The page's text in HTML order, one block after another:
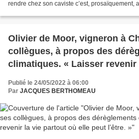
rendre chez son caviste c’est, prosaïquement,
Olivier de Moor, vigneron à
collègues, à propos des
climatiques. « Laisser
elle peut l’être. »
Publié le 24/05/2022 à 06:00
Par JACQUES BERTHOMEAU